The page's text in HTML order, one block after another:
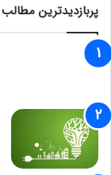
پربازدیدترین مطالب